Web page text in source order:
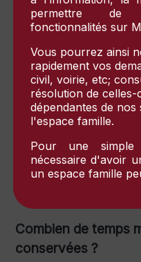
démarchage
l'objet d'une
En cas de
de vos données
introduire une
de contrôle, en
Les données ne
Les données
de l'Union
Combien de temps
conservées ?
permettre de
fonctionnalités sur
Vous pourrez ainsi
rapidement vos
civil, voirie, etc;
résolution de
dépendantes de nos
l'espace famille.
Pour une
nécessaire d'avoir
un espace famille